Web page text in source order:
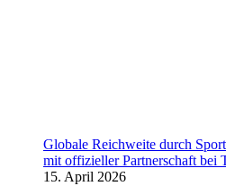
Globale Reichweite durch
mit offizieller Partnerschaft bei
15. April 2026